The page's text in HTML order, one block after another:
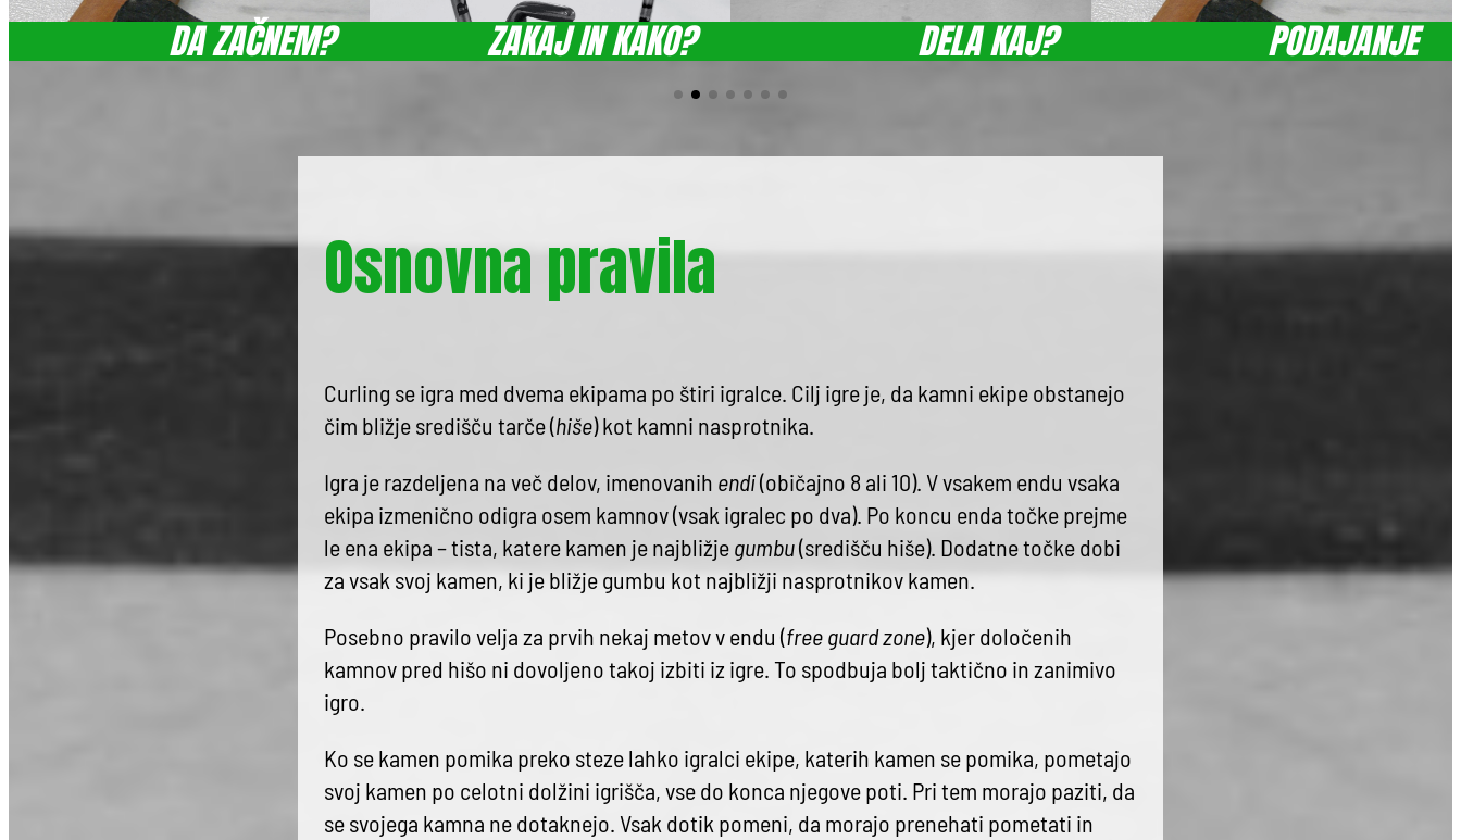
DA ZAČNEM? ZAKAJ IN KAKO? DELA KAJ? PODAJANJE
Osnovna pravila
Curling se igra med dvema ekipama po štiri igralce. Cilj igre je, da kamni ekipe obstanejo
čim bližje središču tarče (hiše) kot kamni nasprotnika.
Igra je razdeljena na več delov, imenovanih endi(običajno 8 ali 10). V vsakem endu vsaka
ekipa izmenično odigra osem kamnov (vsak igralec po dva). Po koncu enda točke prejme
le ena ekipa – tista, katere kamen je najbližjegumbu(središču hiše). Dodatne točke dobi
za vsak svoj kamen, ki je bližje gumbu kot najbližji nasprotnikov kamen.
Posebno pravilo velja za prvih nekaj metov v endu (free guard zone), kjer določenih
kamnov pred hišo ni dovoljeno takoj izbiti iz igre. To spodbuja bolj taktično in zanimivo
igro.
Ko se kamen pomika preko steze lahko igralci ekipe, katerih kamen se pomika, pometajo
svoj kamen po celotni dolžini igrišča, vse do konca njegove poti. Pri tem morajo paziti, da
se svojega kamna ne dotaknejo. Vsak dotik pomeni, da morajo prenehati pometati in